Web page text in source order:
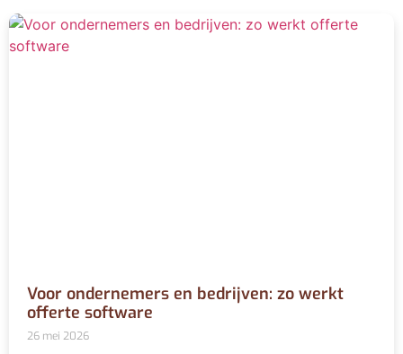
Voor ondernemers en bedrijven: zo werkt
offerte software
26 mei 2026